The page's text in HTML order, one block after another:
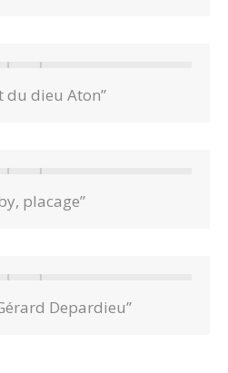
du dieu Aton”
placage”
Depardieu”